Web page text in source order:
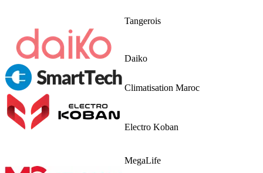
Tangerois
Daiko
Climatisation Maroc
Electro Koban
MegaLife